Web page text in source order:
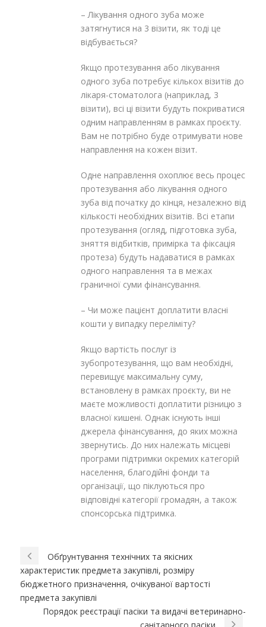
– Лікування одного зуба може
затягнутися на 3 візити, як тоді це
відбувається?
Якщо протезування або лікування
одного зуба потребує кількох візитів до
лікаря-стоматолога (наприклад, 3
візити), всі ці візити будуть покриватися
одним направленням в рамках проєкту.
Вам не потрібно буде отримувати нове
направлення на кожен візит.
Одне направлення охоплює весь процес
протезування або лікування одного
зуба від початку до кінця, незалежно від
кількості необхідних візитів. Всі етапи
протезування (огляд, підготовка зуба,
зняття відбитків, примірка та фіксація
протеза) будуть надаватися в рамках
одного направлення та в межах
граничної суми фінансування.
– Чи може пацієнт доплатити власні
кошти у випадку переліміту?
Якщо вартість послуг із
зубопротезування, що вам необхідні,
перевищує максимальну суму,
встановлену в рамках проєкту, ви не
маєте можливості доплатити різницю з
власної кишені. Однак існують інші
джерела фінансування, до яких можна
звернутись. До них належать місцеві
програми підтримки окремих категорій
населення, благодійні фонди та
організації, що піклуються про
відповідні категорії громадян, а також
спонсорська підтримка.
Обґрунтування технічних та якісних
характеристик предмета закупівлі, розміру
бюджетного призначення, очікуваної вартості
предмета закупівлі
Порядок реєстрації пасіки та видачі ветеринарно-